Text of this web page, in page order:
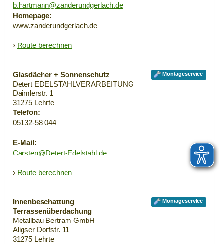
b.hartmann@zanderundgerlach.de
Homepage:
www.zanderundgerlach.de
› Route berechnen
Montageservice
Glasdächer + Sonnenschutz
Detert EDELSTAHLVERARBEITUNG
Daimlerstr. 1
31275 Lehrte
Telefon:
05132-58 044
E-Mail:
Carsten@Detert-Edelstahl.de
› Route berechnen
Montageservice
Innenbeschattung
Terrassenüberdachung
Metallbau Bertram GmbH
Aligser Dorfstr. 11
31275 Lehrte